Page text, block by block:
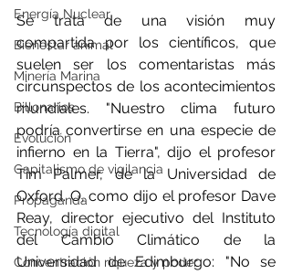
Energía Nuclear
Bienestar animal
Minería Marina
Billonarios
Evolución
Capitalismo de vigilancia
Propaganda
Tecnología digital
Concentración riqueza y poder
Se trata de una visión muy
compartida por los científicos, que
suelen ser los comentaristas más
circunspectos de los acontecimientos
mundiales. "Nuestro clima futuro
podría convertirse en una especie de
infierno en la Tierra", dijo el profesor
Tim Palmer, de la Universidad de
Oxford. O, como dijo el profesor Dave
Reay, director ejecutivo del Instituto
del Cambio Climático de la
Universidad de Edimburgo: "No se